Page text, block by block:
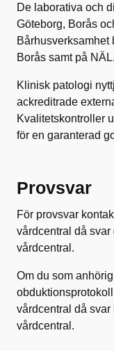
De laborativa och
Göteborg, Borås
Bårhusverksamhet
Borås samt på NÄL.
Klinisk patologi
ackreditrade
Kvalitetskontroller
för en garanterad
Provsvar
För provsvar
vårdcentral då
vårdcentral.
Om du som
vårdcentral då
vårdcentral.